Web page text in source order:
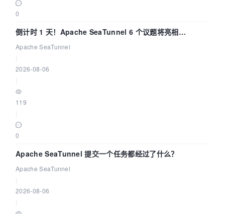
0
倒计时 1 天！Apache SeaTunnel 6 个议题将亮相
Community Over Code Asia 2026
Apache SeaTunnel
2026-08-06
119
0
Apache SeaTunnel 提交一个任务都经过了什么？
Apache SeaTunnel
2026-08-06